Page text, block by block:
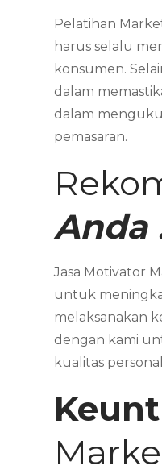
Pelatihan
harus selalu
konsumen.
dalam
dalam
pemasaran.
Anda
Jasa Motivator
untuk
melaksanakan
dengan kami
kualitas